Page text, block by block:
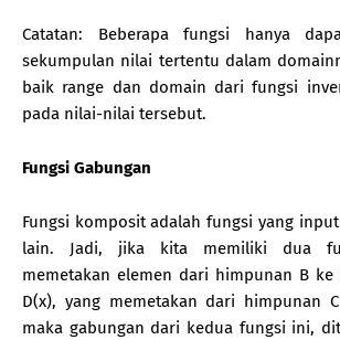
Catatan: Beberapa fungsi hanya
sekumpulan nilai tertentu dalam
baik range dan domain dari fungsi
pada nilai-nilai tersebut.
Fungsi Gabungan
Fungsi komposit adalah fungsi yang
lain. Jadi, jika kita memiliki dua
memetakan elemen dari himpunan B ke
D(x), yang memetakan dari himpunan
maka gabungan dari kedua fungsi ini,